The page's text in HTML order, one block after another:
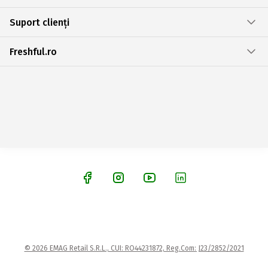
Suport clienți
Freshful.ro
© 2026 EMAG Retail S.R.L., CUI: RO44231872, Reg.Com: J23/2852/2021